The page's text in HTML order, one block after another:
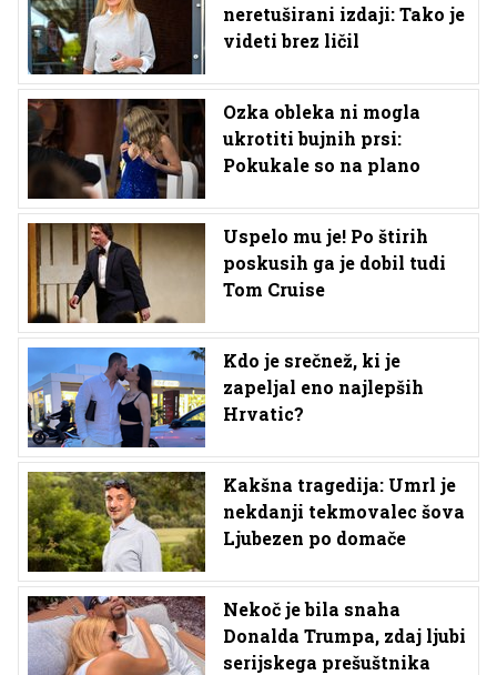
neretuširani izdaji: Tako je
videti brez ličil
Ozka obleka ni mogla
ukrotiti bujnih prsi:
Pokukale so na plano
Uspelo mu je! Po štirih
poskusih ga je dobil tudi
Tom Cruise
Kdo je srečnež, ki je
zapeljal eno najlepših
Hrvatic?
Kakšna tragedija: Umrl je
nekdanji tekmovalec šova
Ljubezen po domače
Nekoč je bila snaha
Donalda Trumpa, zdaj ljubi
serijskega prešuštnika